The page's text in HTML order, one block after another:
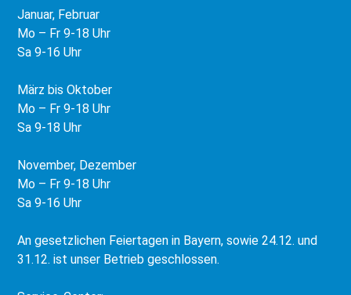
Januar, Februar
Mo – Fr 9-18 Uhr
Sa 9-16 Uhr
März bis Oktober
Mo – Fr 9-18 Uhr
Sa 9-18 Uhr
November, Dezember
Mo – Fr 9-18 Uhr
Sa 9-16 Uhr
An gesetzlichen Feiertagen in Bayern, sowie 24.12. und
31.12. ist unser Betrieb geschlossen.